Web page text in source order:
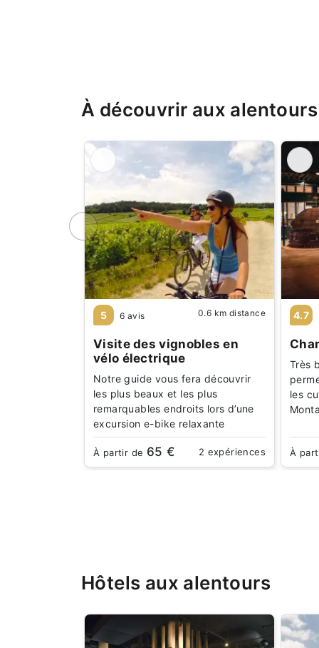
À découvrir aux alentours
5 6 avis 0.6 km distance
Visite des vignobles en
vélo électrique
Notre guide vous fera découvrir
les plus beaux et les plus
remarquables endroits lors d’une
excursion e-bike relaxante
À partir de 65 € 2 expériences
4.7
Très
les
À
Hôtels aux alentours